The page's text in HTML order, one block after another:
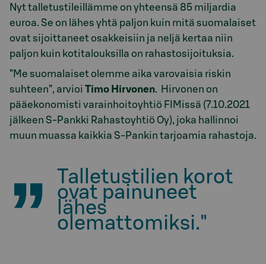
Nyt talletustileillämme on yhteensä 85 miljardia
euroa. Se on lähes yhtä paljon kuin mitä suomalaiset
ovat sijoittaneet osakkeisiin ja neljä kertaa niin
paljon kuin kotitalouksilla on rahastosijoituksia.
”Me suomalaiset olemme aika varovaisia riskin
suhteen”, arvioi Timo Hirvonen. Hirvonen on
pääekonomisti varainhoitoyhtiö FIMissä (7.10.2021
jälkeen S-Pankki Rahastoyhtiö Oy), joka hallinnoi
muun muassa kaikkia S-Pankin tarjoamia rahastoja.
Talletustilien korot
ovat painuneet
lähes
olemattomiksi."